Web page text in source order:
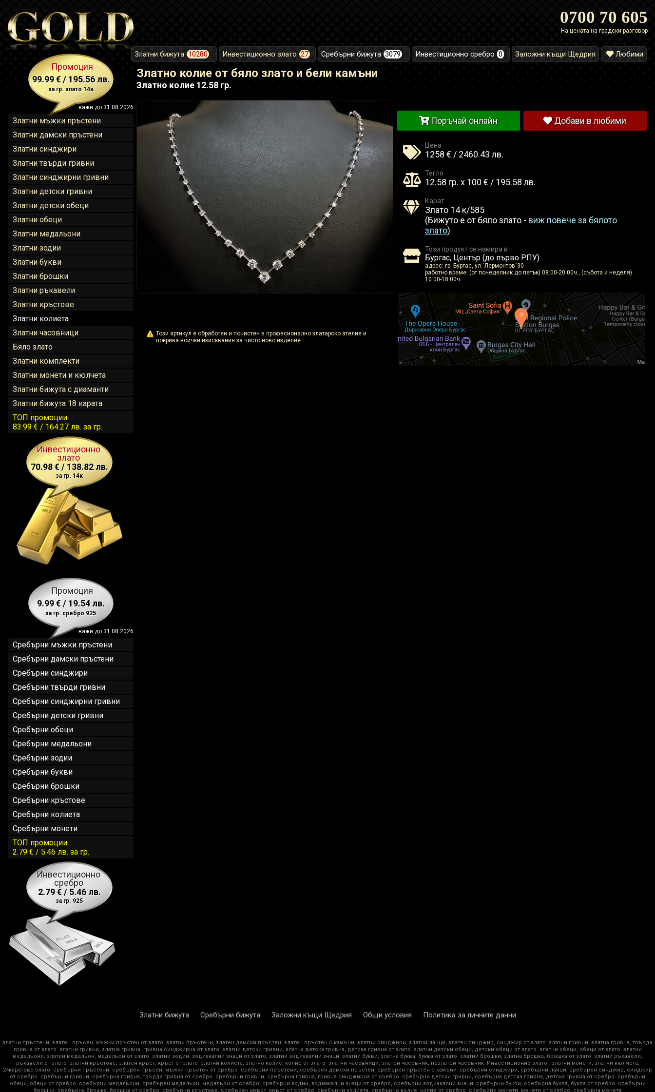
0700 70 605
На цената на градски разговор
Златни бижута 10280 Инвестиционно злато 27 Сребърни бижута 3079 Инвестиционно сребро 0 Заложни къщи Щедрия Любими
Промоция
99.99 € / 195.56 лв.
за гр. злато 14к
важи до 31.08.2026
Златни мъжки пръстени
Златни дамски пръстени
Златни синджири
Златни твърди гривни
Златни синджирни гривни
Златни детски гривни
Златни детски обеци
Златни обеци
Златни медальони
Златни зодии
Златни букви
Златни брошки
Златни ръкавели
Златни кръстове
Златни колиета
Златни часовници
Бяло злато
Златни комплекти
Златни монети и кюлчета
Златни бижута с диаманти
Златни бижута 18 карата
ТОП промоции
83.99 € / 164.27 лв. за гр.
Инвестиционно
злато
70.98 € / 138.82 лв.
за гр. 14к
Промоция
9.99 € / 19.54 лв.
за гр. сребро 925
важи до 31.08.2026
Сребърни мъжки пръстени
Сребърни дамски пръстени
Сребърни синджири
Сребърни твърди гривни
Сребърни синджирни гривни
Сребърни детски гривни
Сребърни обеци
Сребърни медальони
Сребърни зодии
Сребърни букви
Сребърни брошки
Сребърни кръстове
Сребърни колиета
Сребърни монети
ТОП промоции
2.79 € / 5.46 лв. за гр.
Инвестиционно
сребро
2.79 € / 5.46 лв.
за гр. 925
Златно колие от бяло злато и бели камъни
Златно колие 12.58 гр.
Този артикул е обработен и почистен в професионално златарско ателие и
покрива всички изисквания за чисто ново изделие
Поръчай онлайн Добави в любими
Цена
1258 € / 2460.43 лв.
Тегло
12.58 гр. x 100 € / 195.58 лв.
Карат
Злато 14 к/585
(Бижуто е от бяло злато - виж повече за бялото
злато)
Този продукт се намира в
Бургас, Център (до първо РПУ)
адрес: гр. Бургас, ул.`Лермонтов`30
работно време: (от понеделник до петък) 08:00-20:00ч., (събота и неделя)
10:00-18:00ч.
Златни бижута Сребърни бижута Заложни къщи Щедрия Общи условия Политика за личните данни
златни пръстени, златен пръсен, мъжки пръстен от злато златни пръстени, златен дамски пръстен, златен пръстен с камъни златни синджири, златни ланци, златен синджир, синджир от злато златни гривни, златна гривна, твърда
гривна от злато златни гривни, златна гривна, гривна синджирна от злато златни детски гривни, златна детска гривна, детска гривна от злато златни детски обеци, детски обеци от злато златни обеци, обеци от злато златни
медальони, златен медальон, медальон от злато златни зодии, зодиакални знаци от злато, златни зодиакални знаци златни букви, златна буква, буква от злато златни брошки, златна брошка, брошка от злато златни ръкавели,
ръкавели от злато златни кръстове, златен кръст, кръст от злато златни колиета, златно колие, колие от злато златни часовници, златен часовник, позлатен часовник Инвестиционно злато - златни монети, златни кюлчета,
24каратово злато
сребърни пръстени, сребърен пръсен, мъжки пръстен от сребро сребърни пръстени, сребърен дамски пръстен, сребърен пръстен с камъни
сребърни синджири, сребърни ланци, сребърен синджир, синджир
от сребро
сребърни гривни, сребърна гривна, твърда гривна от сребро сребърни гривни, сребърна гривна, гривна синджирна от сребро сребърни детски гривни, сребърна детска гривна, детска гривна от сребро
сребърни
обеци, обеци от сребро
сребърни медальони, сребърен медальон, медальон от сребро сребърни зодии, зодиакални знаци от сребро, сребърни зодиакални знаци сребърни букви, сребърна буква, буква от сребро
сребърни
брошки, сребърна брошка, брошка от сребро
сребърни кръстове, сребърен кръст, кръст от сребро сребърни колиета, сребърно колие, колие от сребро сребърни монети, монети от сребро, сребърна монета